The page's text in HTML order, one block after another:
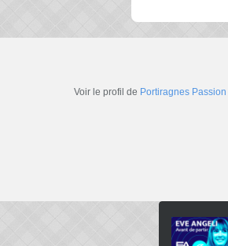
Voir le profil de Portiragnes Passion